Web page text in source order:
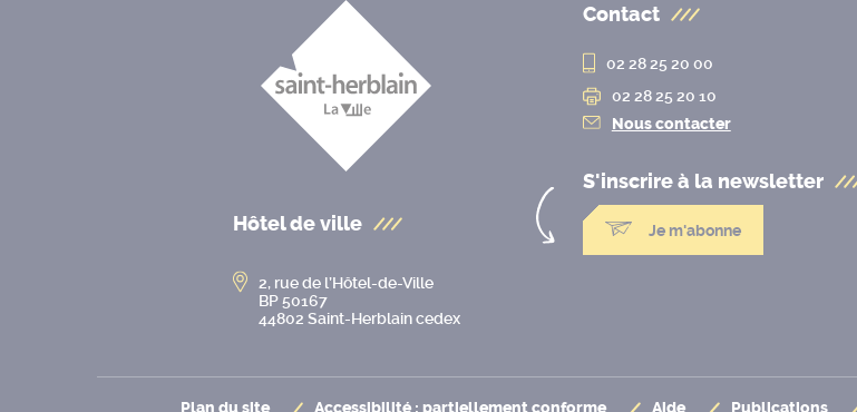
Hôtel de ville
2, rue de l’Hôtel-de-Ville
BP 50167
44802 Saint-Herblain cedex
Contact
02 28 25 20 00
02 28 25 20 10
Nous contacter
S'inscrire à la newsletter
Je m'abonne
Plan du site Accessibilité : partiellement conforme Aide Publications